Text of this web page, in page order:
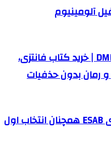
آلومینیوم
فروشگاه کتاب DMDBook | خرید کتاب فانتزی،
رمان بدون حذفیات
چرا محصولات جوشکاری ESAB همچنان انتخاب اول